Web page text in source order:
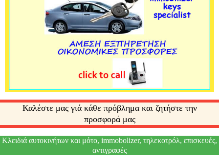
Καλέστε μας γιά κάθε πρόβλημα και ζητήστε την
προσφορά μας
Κλειδιά αυτοκινήτων και μότο, immobolizer, τηλεκοτρόλ, επισκευές,
αντιγραφές